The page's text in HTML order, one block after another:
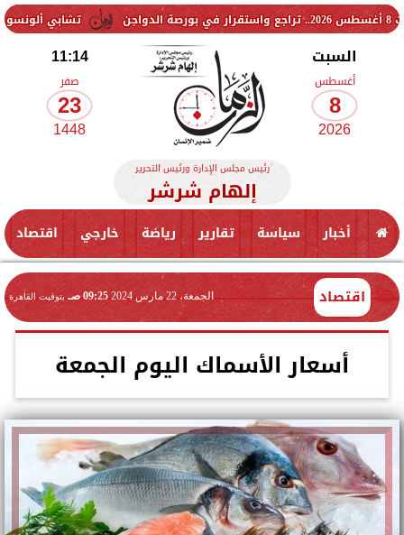
تشابي ألونسو يحسم موقف
السبت
أغسطس
8
2026
11:14
صفر
23
1448
رئيس مجلس الإدارة ورئيس التحرير
إلهام شرشر
أخبار سياسة تقارير رياضة خارجي اقتصاد
اقتصاد الجمعة، 22 مارس 2024 09:25 صـ بتوقيت القاهرة
أسعار الأسماك اليوم الجمعة